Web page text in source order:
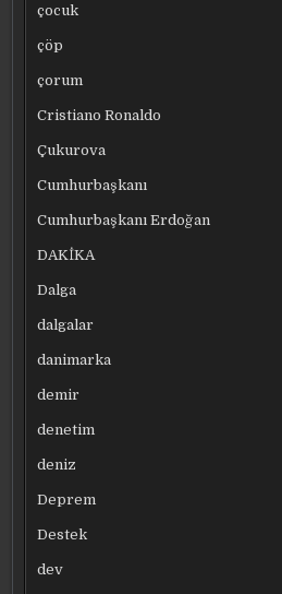
çocuk
çöp
çorum
Cristiano Ronaldo
Çukurova
Cumhurbaşkanı
Cumhurbaşkanı Erdoğan
DAKİKA
Dalga
dalgalar
danimarka
demir
denetim
deniz
Deprem
Destek
dev